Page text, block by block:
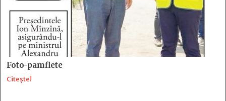
Foto-pamflete
Citește!